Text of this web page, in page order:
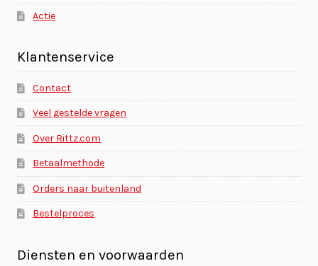
Actie
Klantenservice
Contact
Veel gestelde vragen
Over Rittz.com
Betaalmethode
Orders naar buitenland
Bestelproces
Diensten en voorwaarden